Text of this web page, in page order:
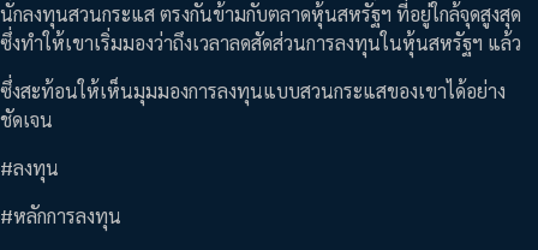
นักลงทุนสวนกระแส ตรงกันข้ามกับตลาดหุ้นสหรัฐฯ ที่อยู่ใกล้จุดสูงสุด
ซึ่งทำให้เขาเริ่มมองว่าถึงเวลาลดสัดส่วนการลงทุนในหุ้นสหรัฐฯ แล้ว
ซึ่งสะท้อนให้เห็นมุมมองการลงทุนแบบสวนกระแสของเขาได้อย่าง
ชัดเจน
#ลงทุน
#หลักการลงทุน